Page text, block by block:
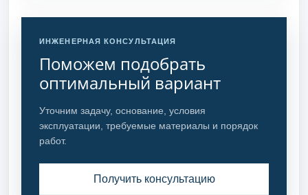
ИНЖЕНЕРНАЯ КОНСУЛЬТАЦИЯ
Поможем подобрать
оптимальный вариант
Уточним задачу, основание, условия
эксплуатации, требуемые материалы и порядок
работ.
Получить консультацию